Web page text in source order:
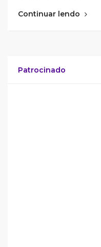
Continuar lendo
Patrocinado